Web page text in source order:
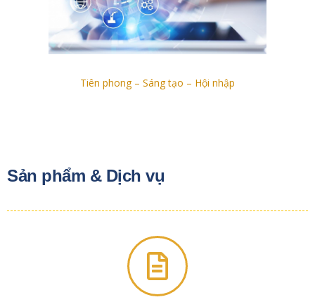
Tiên phong – Sáng tạo – Hội nhập
Sản phẩm & Dịch vụ